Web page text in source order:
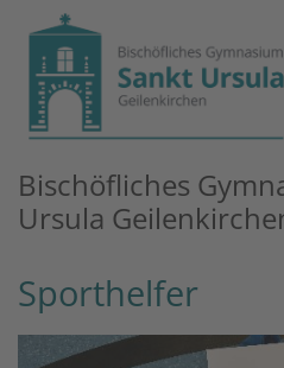
Zum Inhalt springen
Bischöfliches
Ursula
Sporthelfer